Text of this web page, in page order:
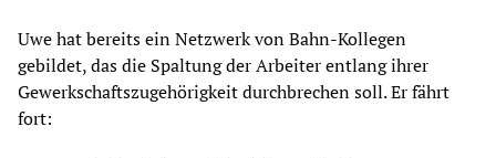
Uwe hat bereits ein Netzwerk von Bahn-Kollegen
gebildet, das die Spaltung der Arbeiter entlang ihrer
Gewerkschaftszugehörigkeit durchbrechen soll. Er fährt
fort: